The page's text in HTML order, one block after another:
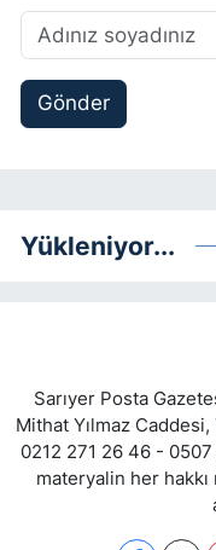
Gönder
Yükleniyor...
Sarıyer Posta
Mithat Yılmaz
0212 271 26 46 -
materyalin her